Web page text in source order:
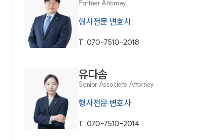
Partner Attorney
형사전문 변호사
T. 070-7510-2018
유다솜
Senior Associate Attorney
형사전문 변호사
T. 070-7510-2014